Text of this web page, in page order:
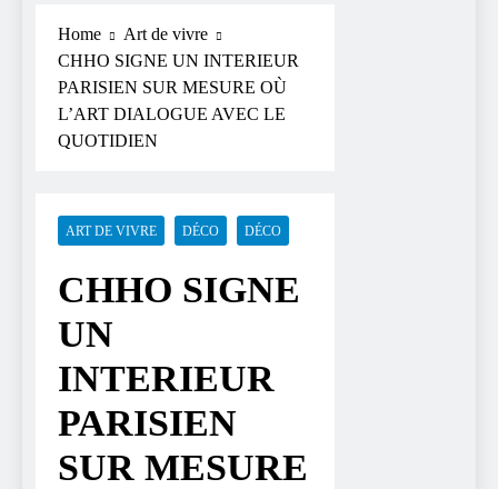
Home
Art de vivre
CHHO SIGNE UN INTERIEUR
PARISIEN SUR MESURE OÙ
L’ART DIALOGUE AVEC LE
QUOTIDIEN
ART DE VIVRE DÉCO DÉCO
CHHO SIGNE
UN
INTERIEUR
PARISIEN
SUR MESURE